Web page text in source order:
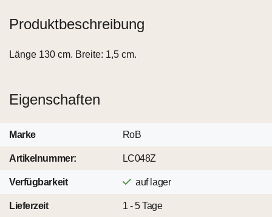
Produktbeschreibung
Länge 130 cm. Breite: 1,5 cm.
Eigenschaften
Marke RoB
Artikelnummer: LC048Z
Verfügbarkeit auf lager
Lieferzeit 1 - 5 Tage